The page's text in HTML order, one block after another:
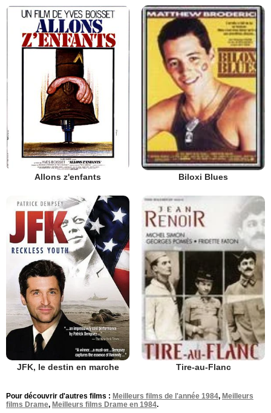
Allons z'enfants Biloxi Blues
JFK, le destin en marche Tire-au-Flanc
Pour découvrir d'autres films : Meilleurs films de l'année 1984, Meilleurs
films Drame, Meilleurs films Drame en 1984.